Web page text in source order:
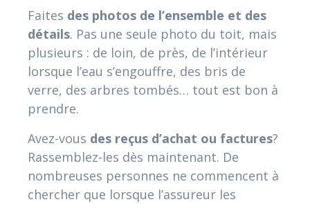
Faites des photos de l’ensemble et des
détails. Pas une seule photo du toit, mais
plusieurs : de loin, de près, de l’intérieur
lorsque l’eau s’engouffre, des bris de
verre, des arbres tombés… tout est bon à
prendre.
Avez-vous des reçus d’achat ou factures?
Rassemblez-les dès maintenant. De
nombreuses personnes ne commencent à
chercher que lorsque l’assureur les